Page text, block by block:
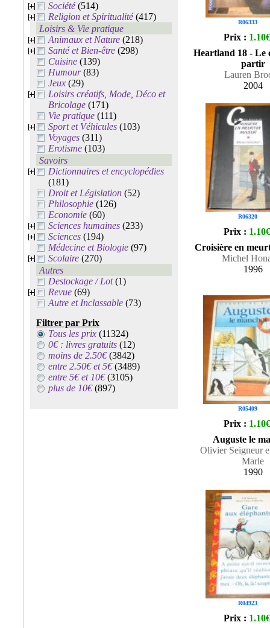
Société(514)
Religion et Spiritualité(417)
Loisirs & Vie pratique
Animaux et Nature (218)
Santé et Bien-être (298)
Cuisine (139)
Humour(83)
Jeux (29)
Loisirs créatifs, Mode, Déco et
Bricolage (171)
Vie pratique (111)
Sport et Véhicules (103)
Voyages (311)
Erotisme (103)
Savoirs
Dictionnaires et encyclopédies
(181)
Droit et Législation (52)
Philosophie (126)
Economie (60)
Sciences humaines (233)
Sciences (194)
Médecine et Biologie (97)
Scolaire (270)
Autres
Destockage / Lot(1)
Revue (69)
Autre et Inclassable (73)
Filtrer par Prix
Tous les prix (11324)
0€ : livres gratuits (12)
moins de 2.50€(3842)
entre 2.50€ et 5€(3489)
entre 5€ et 10€(3105)
plus de 10€(897)
R06333
Prix : 1.10€
Heartland 18 - Le
partir
Lauren
2004
R06320
Prix : 1.10€
Croisière en
Michel
1996
R05409
Prix : 1.10€
Auguste le
Olivier Seigneur
Marle
1990
R04923
Prix : 1.10€